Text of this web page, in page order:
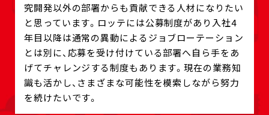
究開発以外の部署からも貢献できる人材になりたい
と思っています。ロッテには公募制度があり入社4
年目以降は通常の異動によるジョブローテーション
とは別に、応募を受け付けている部署へ自ら手をあ
げてチャレンジする制度もあります。現在の業務知
識も活かし、さまざまな可能性を模索しながら努力
を続けたいです。